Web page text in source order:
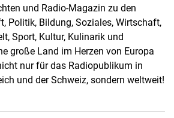
und Radio-Magazin zu den
Politik, Bildung, Soziales, Wirtschaft,
Sport, Kultur, Kulinarik und
große Land im Herzen von Europa
nur für das Radiopublikum in
und der Schweiz, sondern weltweit!